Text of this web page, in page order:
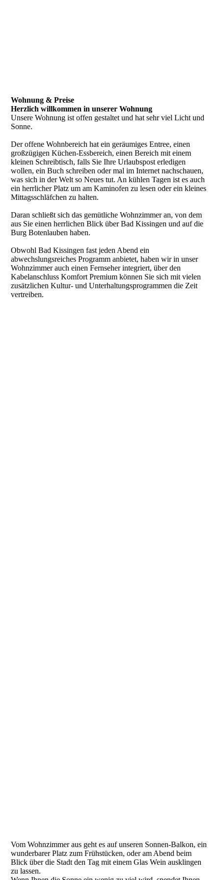
Wohnung & Preise
Herzlich willkommen in unserer Wohnung
Unsere Wohnung ist offen gestaltet und hat sehr viel Licht und
Sonne.
Der offene Wohnbereich hat ein geräumiges Entree, einen
großzügigen Küchen-Essbereich, einen Bereich mit einem
kleinen Schreibtisch, falls Sie Ihre Urlaubspost erledigen
wollen, ein Buch schreiben oder mal im Internet nachschauen,
was sich in der Welt so Neues tut. An kühlen Tagen ist es auch
ein herrlicher Platz um am Kaminofen zu lesen oder ein kleines
Mittagsschläfchen zu halten.
Daran schließt sich das gemütliche Wohnzimmer an, von dem
aus Sie einen herrlichen Blick über Bad Kissingen und auf die
Burg Botenlauben haben.
Obwohl Bad Kissingen fast jeden Abend ein
abwechslungsreiches Programm anbietet, haben wir in unser
Wohnzimmer auch einen Fernseher integriert, über den
Kabelanschluss Komfort Premium können Sie sich mit vielen
zusätzlichen Kultur- und Unterhaltungsprogrammen die Zeit
vertreiben.
Vom Wohnzimmer aus geht es auf unseren Sonnen-Balkon, ein
wunderbarer Platz zum Frühstücken, oder am Abend beim
Blick über die Stadt den Tag mit einem Glas Wein ausklingen
zu lassen.